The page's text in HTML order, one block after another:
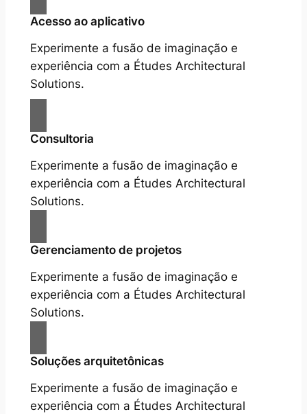
Acesso ao aplicativo
Experimente a fusão de imaginação e
experiência com a Études Architectural
Solutions.
Consultoria
Experimente a fusão de imaginação e
experiência com a Études Architectural
Solutions.
Gerenciamento de projetos
Experimente a fusão de imaginação e
experiência com a Études Architectural
Solutions.
Soluções arquitetônicas
Experimente a fusão de imaginação e
experiência com a Études Architectural